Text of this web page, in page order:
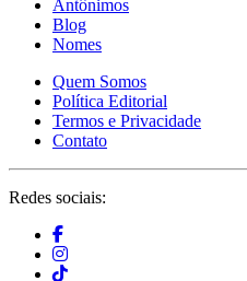
Antônimos
Blog
Nomes
Quem Somos
Política Editorial
Termos e Privacidade
Contato
Redes sociais: